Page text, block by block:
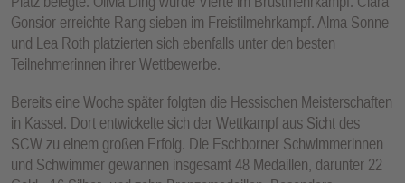
Gonsior erreichte Rang sieben im Freistilmehrkampf. Alma Sonne
und Lea Roth platzierten sich ebenfalls unter den besten
Teilnehmerinnen ihrer Wettbewerbe.
Bereits eine Woche später folgten die Hessischen Meisterschaften
in Kassel. Dort entwickelte sich der Wettkampf aus Sicht des
SCW zu einem großen Erfolg. Die Eschborner Schwimmerinnen
und Schwimmer gewannen insgesamt 48 Medaillen, darunter 22